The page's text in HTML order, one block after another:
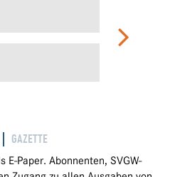
GAZETTE
E-Paper. Abonnenten, SVGW-